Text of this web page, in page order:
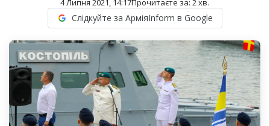
4 Липня 2021, 14:17Прочитаєте за: 2хв.
Слідкуйте за АрміяInform в Google